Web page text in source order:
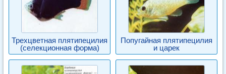
Трехцветная плятипецилия
(селекционная форма)
Попугайная плятипецилия
и царек